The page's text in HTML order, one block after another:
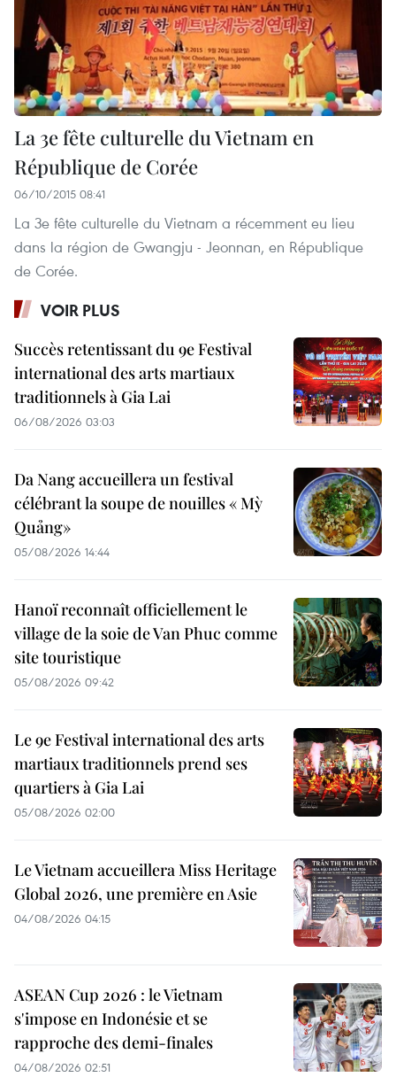
La 3e fête culturelle du Vietnam en
République de Corée
06/10/2015 08:41
La 3e fête culturelle du Vietnam a récemment eu lieu
dans la région de Gwangju - Jeonnan, en République
de Corée.
VOIR PLUS
Succès retentissant du 9e Festival
international des arts martiaux
traditionnels à Gia Lai
06/08/2026 03:03
Da Nang accueillera un festival
célébrant la soupe de nouilles « Mỳ
Quảng»
05/08/2026 14:44
Hanoï reconnaît officiellement le
village de la soie de Van Phuc comme
site touristique
05/08/2026 09:42
Le 9e Festival international des arts
martiaux traditionnels prend ses
quartiers à Gia Lai
05/08/2026 02:00
Le Vietnam accueillera Miss Heritage
Global 2026, une première en Asie
04/08/2026 04:15
ASEAN Cup 2026 : le Vietnam
s'impose en Indonésie et se
rapproche des demi-finales
04/08/2026 02:51